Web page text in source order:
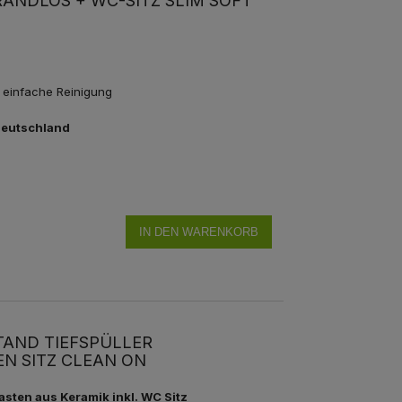
Reinigung
IN DEN WARENKORB
TIEFSPÜLLER
SITZ CLEAN ON
aus Keramik inkl. WC Sitz